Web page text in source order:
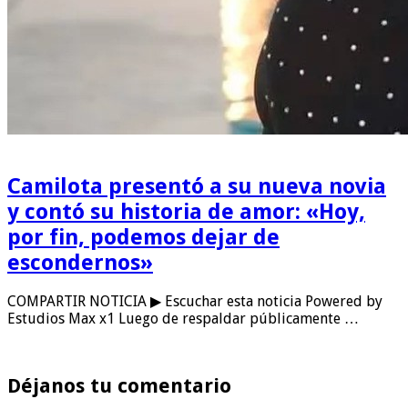
Camilota presentó a su nueva novia
y contó su historia de amor: «Hoy,
por fin, podemos dejar de
escondernos»
COMPARTIR NOTICIA ▶ Escuchar esta noticia Powered by
Estudios Max x1 Luego de respaldar públicamente …
Déjanos tu comentario